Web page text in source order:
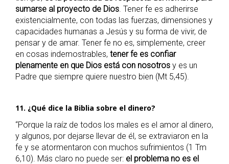
sumarse al proyecto de Dios. Tener fe es adherirse
existencialmente, con todas las fuerzas, dimensiones y
capacidades humanas a Jesús y su forma de vivir, de
pensar y de amar. Tener fe no es, simplemente, creer
en cosas indemostrables, tener fe es confiar
plenamente en que Dios está con nosotros y es un
Padre que siempre quiere nuestro bien (Mt 5,45).
11. ¿Qué dice la Biblia sobre el dinero?
“Porque la raíz de todos los males es el amor al dinero,
y algunos, por dejarse llevar de él, se extraviaron en la
fe y se atormentaron con muchos sufrimientos (1 Tm
6,10). Más claro no puede ser: el problema no es el